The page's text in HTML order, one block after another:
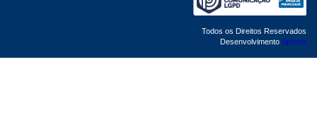
Todos os Direitos Reservados
Desenvolvimento Sphera